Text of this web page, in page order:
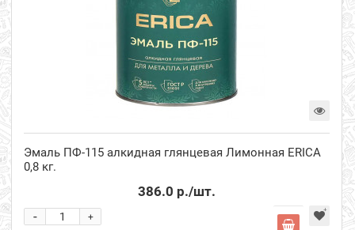
Эмаль ПФ-115 алкидная глянцевая Лимонная ERICA
0,8 кг.
386.0 р./шт.
+
-